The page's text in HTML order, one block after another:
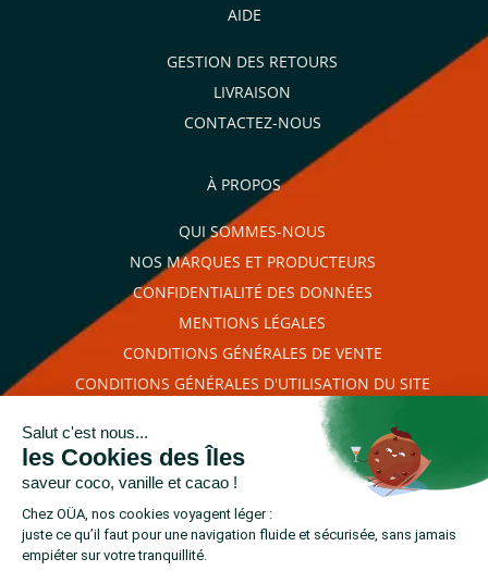
AIDE
GESTION DES RETOURS
LIVRAISON
CONTACTEZ-NOUS
À PROPOS
QUI SOMMES-NOUS
NOS MARQUES ET PRODUCTEURS
CONFIDENTIALITÉ DES DONNÉES
MENTIONS LÉGALES
CONDITIONS GÉNÉRALES DE VENTE
CONDITIONS GÉNÉRALES D'UTILISATION DU SITE
RETROUVEZ-NOUS SUR